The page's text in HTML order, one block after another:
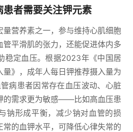
者需要关注钾元素
量营养素之一，参与维持心肌细胞
管平滑肌的张力，还能促进体内多
稳定血压。根据2023年《中国居
量》，成年人每日钾推荐摄入量为
病患者因常存在血压波动、心脏
的需求更为敏感——比如高血压患
钠形成平衡，减少钠对血管的损
的血钾水平，可降低心律失常的